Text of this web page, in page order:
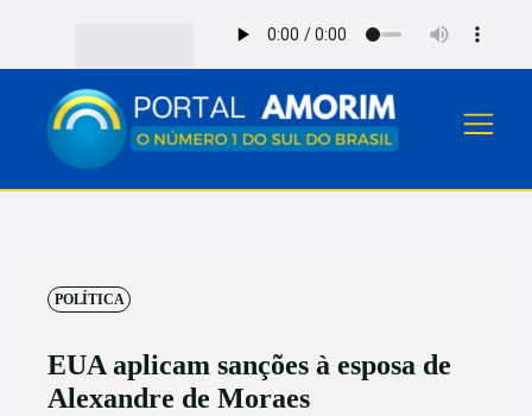
POLÍTICA
EUA aplicam sanções à esposa de
Alexandre de Moraes